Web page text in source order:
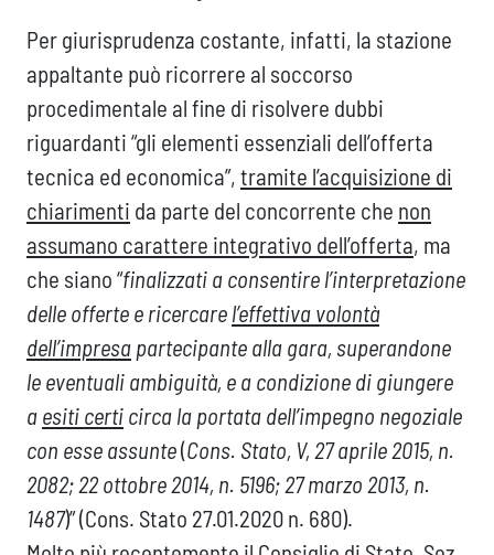
Per giurisprudenza costante, infatti, la stazione
appaltante può ricorrere al soccorso
procedimentale al fine di risolvere dubbi
riguardanti “gli elementi essenziali dell’offerta
tecnica ed economica”, tramite l’acquisizione di
chiarimenti da parte del concorrente che non
assumano carattere integrativo dell’offerta, ma
che siano “finalizzati a consentire l’interpretazione
delle offerte e ricercare l’effettiva volontà
dell’impresa partecipante alla gara, superandone
le eventuali ambiguità, e a condizione di giungere
a esiti certi circa la portata dell’impegno negoziale
con esse assunte(Cons. Stato, V, 27 aprile 2015, n.
2082; 22 ottobre 2014, n. 5196; 27 marzo 2013, n.
1487)” (Cons. Stato 27.01.2020 n. 680).